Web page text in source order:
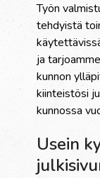
Työn
tehdyistä
ja
kunnon
kiinteistösi
kunnossa
Usein